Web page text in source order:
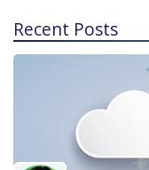
Recent Posts